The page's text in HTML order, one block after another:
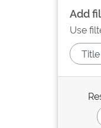
Add
Use